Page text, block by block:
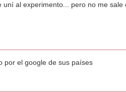
al experimento... pero no me sale
por el google de sus países